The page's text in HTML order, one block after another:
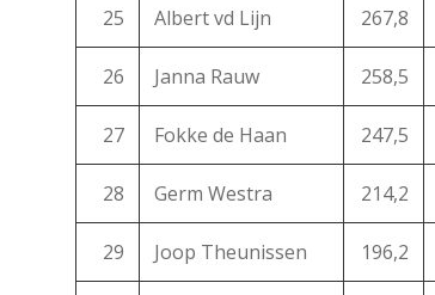
25 Albert vd Lijn 267,8
26 Janna Rauw 258,5
27 Fokke de Haan 247,5
28 Germ Westra 214,2
29 Joop Theunissen 196,2